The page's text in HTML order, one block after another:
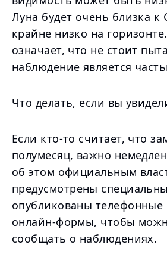
Луна будет очень близка к
крайне низко на
означает, что не стоит
наблюдение является
Что делать, если вы
Если кто-то считает, что
полумесяц, важно
об этом официальным
предусмотрены
опубликованы телефонные
онлайн-формы, чтобы
сообщать о наблюдениях.